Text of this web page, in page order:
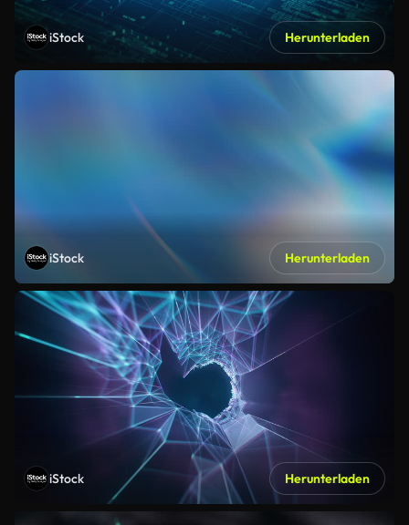
iStock Herunterladen
iStock Herunterladen
iStock Herunterladen